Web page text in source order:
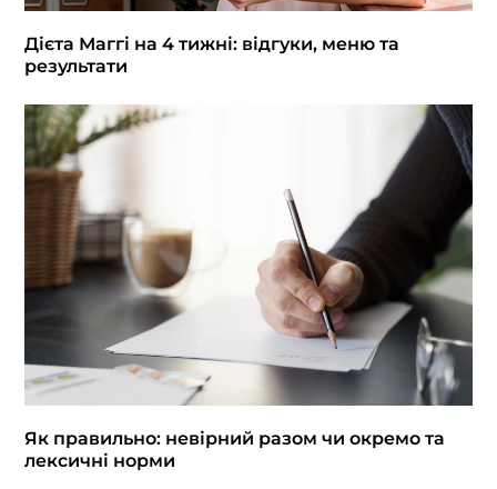
Дієта Маггі на 4 тижні: відгуки, меню та
результати
Як правильно: невірний разом чи окремо та
лексичні норми